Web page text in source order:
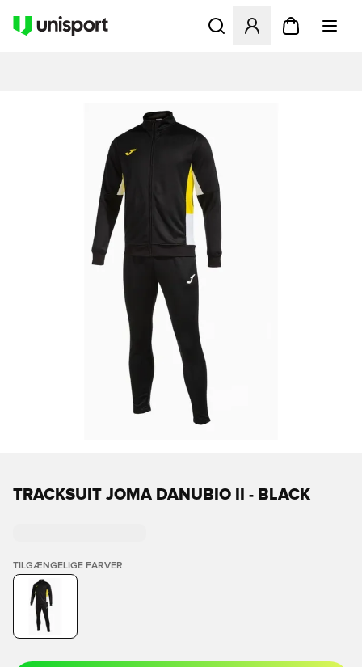
Åbner en Modal til at
TRACKSUIT JOMA DANUBIO II - BLACK
TILGÆNGELIGE FARVER